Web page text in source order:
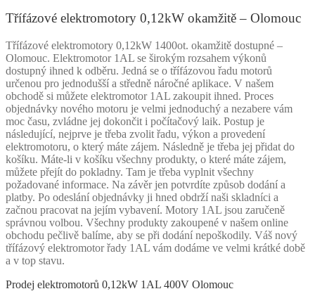
Třífázové elektromotory 0,12kW okamžitě – Olomouc
Třífázové elektromotory 0,12kW 1400ot. okamžitě dostupné –
Olomouc. Elektromotor 1AL se širokým rozsahem výkonů
dostupný ihned k odběru. Jedná se o třífázovou řadu motorů
určenou pro jednodušší a středně náročné aplikace. V našem
obchodě si můžete elektromotor 1AL zakoupit ihned. Proces
objednávky nového motoru je velmi jednoduchý a nezabere vám
moc času, zvládne jej dokončit i počítačový laik. Postup je
následující, nejprve je třeba zvolit řadu, výkon a provedení
elektromotoru, o který máte zájem. Následně je třeba jej přidat do
košíku. Máte-li v košíku všechny produkty, o které máte zájem,
můžete přejít do pokladny. Tam je třeba vyplnit všechny
požadované informace. Na závěr jen potvrdíte způsob dodání a
platby. Po odeslání objednávky ji hned obdrží naši skladníci a
začnou pracovat na jejím vybavení. Motory 1AL jsou zaručeně
správnou volbou. Všechny produkty zakoupené v našem online
obchodu pečlivě balíme, aby se při dodání nepoškodily. Váš nový
třífázový elektromotor řady 1AL vám dodáme ve velmi krátké době
a v top stavu.
Prodej elektromotorů 0,12kW 1AL 400V Olomouc